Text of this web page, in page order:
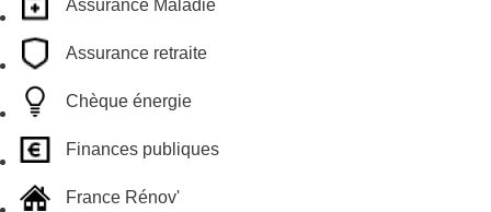
Assurance Maladie
Assurance retraite
Chèque énergie
Finances publiques
France Rénov'